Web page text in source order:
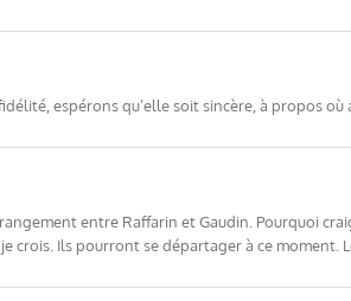
espérons qu’elle soit sincère, à propos
entre Raffarin et Gaudin. Pourquoi
crois. Ils pourront se départager à ce moment.